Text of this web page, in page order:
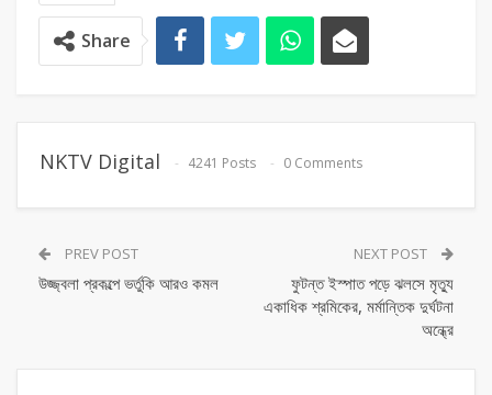
Share
NKTV Digital 4241 Posts 0 Comments
PREV POST
উজ্জ্বলা প্রকল্পে ভর্তুকি আরও কমল
NEXT POST
ফুটন্ত ইস্পাত পড়ে ঝলসে মৃত্যু
একাধিক শ্রমিকের, মর্মান্তিক দুর্ঘটনা
অন্ধ্রে